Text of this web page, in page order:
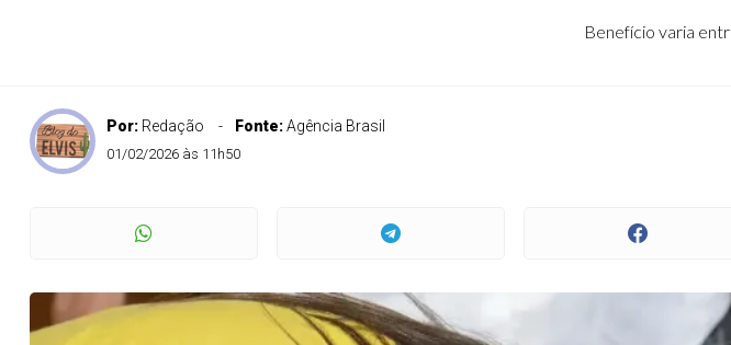
Benefício varia
Por: Redação Fonte:Agência Brasil
01/02/2026 às 11h50